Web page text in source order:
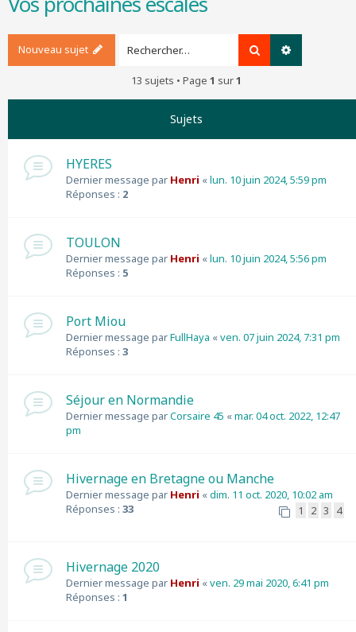
Nouveau sujet Rechercher
13 sujets • Page 1 sur1
Sujets
HYERES
Dernier message par Henri «lun. 10 juin 2024, 5:59 pm
Réponses : 2
TOULON
Dernier message par Henri «lun. 10 juin 2024, 5:56 pm
Réponses : 5
Port Miou
Dernier message parFullHaya «ven. 07 juin 2024, 7:31 pm
Réponses : 3
Séjour en Normandie
Dernier message parCorsaire 45 «mar. 04 oct. 2022, 12:47
pm
Hivernage en Bretagne ou Manche
Dernier message par Henri «dim. 11 oct. 2020, 10:02 am
Réponses : 33 1 2 3 4
Hivernage 2020
Dernier message par Henri «ven. 29 mai 2020, 6:41 pm
Réponses : 1